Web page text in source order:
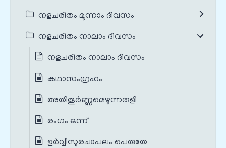
നളചരിതം മൂന്നാം ദിവസം
നളചരിതം നാലാം ദിവസം
നളചരിതം നാലാം ദിവസം
കഥാസംഗ്രഹം
അതിതൂർണ്ണമെഴുന്നരുളി
രംഗം ഒന്ന്
ഉർവ്വീസുരചാപലം പെരുതേ